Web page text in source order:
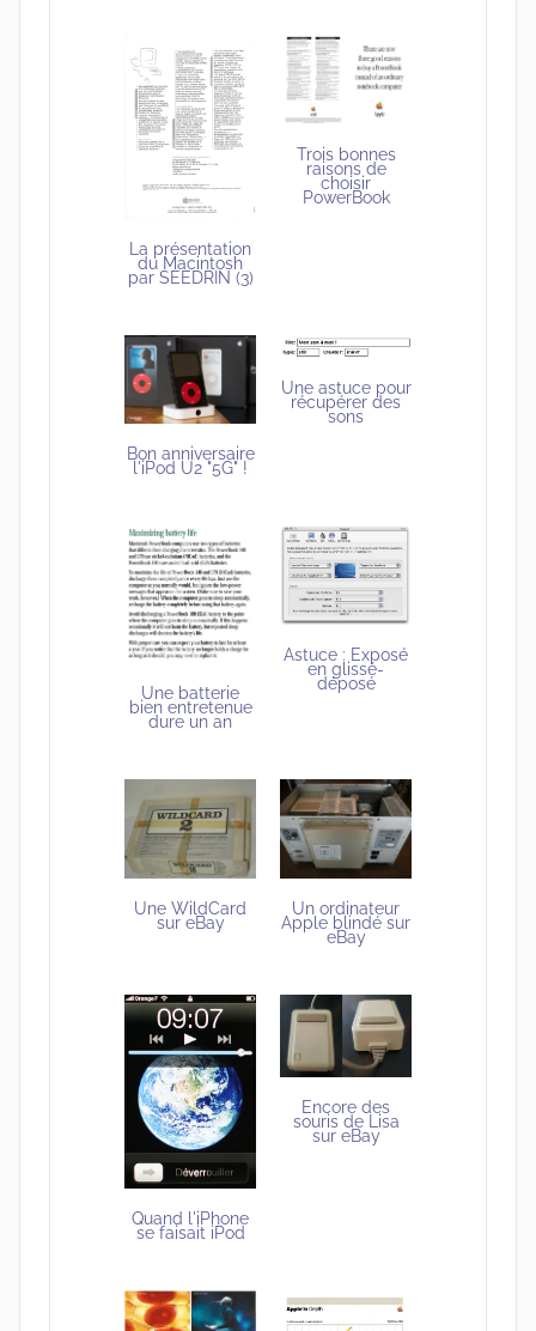
La présentation
du Macintosh
par SEEDRIN (3)
Trois bonnes
raisons de
choisir
PowerBook
Bon anniversaire
l'iPod U2 "5G" !
Une astuce pour
récupérer des
sons
Une batterie
bien entretenue
dure un an
Astuce : Exposé
en glissé-
déposé
Une WildCard
sur eBay
Un ordinateur
Apple blindé sur
eBay
Quand l'iPhone
se faisait iPod
Encore des
souris de Lisa
sur eBay